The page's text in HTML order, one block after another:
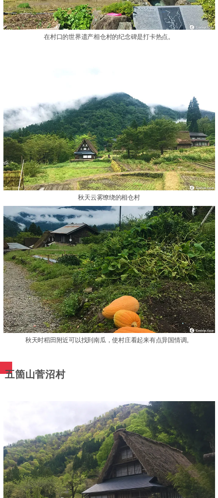
在村口的世界遗产相仓村的纪念碑是打卡热点。
秋天云雾缭绕的相仓村
秋天时稻田附近可以找到南瓜，使村庄看起来有点异国情调。
五箇山菅沼村